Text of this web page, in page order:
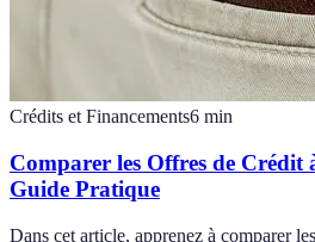
Crédits et Financements6 min
Comparer les Offres de Crédit
Guide Pratique
Dans cet article, apprenez à comparer